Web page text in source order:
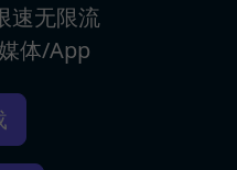
速无限流
体/App